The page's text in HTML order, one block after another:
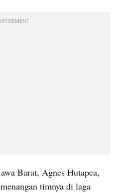
Barat, Agnes Hutapea,
timnya di laga